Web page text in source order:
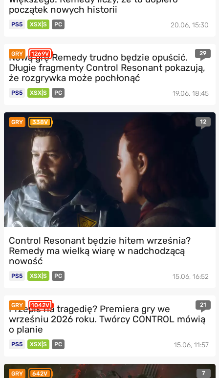
początek nowych historii
PS5 XSX|S PC 20.06, 15:30
GRY 1269V 29
Nową grę Remedy trudno będzie opuścić.
Długie fragmenty Control Resonant pokazują,
że rozgrywka może pochłonąć
PS5 XSX|S PC 19.06, 18:45
GRY 338V 12
Control Resonant będzie hitem września?
Remedy ma wielką wiarę w nadchodzącą
nowość
PS5 XSX|S PC 15.06, 16:52
GRY 1042V 21
Przepis na tragedię? Premiera gry we
wrześniu 2026 roku. Twórcy CONTROL mówią
o planie
PS5 XSX|S PC 15.06, 11:57
GRY 642V 7